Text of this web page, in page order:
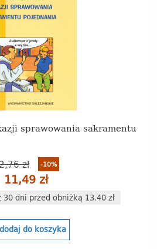
sprawowania sakramentu
zł -10%
11,49 zł
dni przed obniżką 13.40 zł
dodaj do koszyka